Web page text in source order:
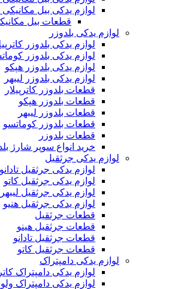
لوازم یدکی بیل مکانیکی کاترپیلار
قطعات بیل مکانیکی کاترپیلار
لوازم یدکی بلدوزر
لوازم یدکی بلدوزر کاترپیلار
لوازم یدکی بلدوزر کوماتسو
لوازم یدکی بلدوزر هپکو
لوازم یدکی بلدوزر لیبهر
قطعات بلدوزر کاترپیلار
قطعات بلدوزر هپکو
قطعات بلدوزر لیبهر
قطعات بلدوزر کوماتسو
قطعات بلدوزر
خرید انواع سوپر شارژ بلدوزر فروش
لوازم یدکی جرثقیل
لوازم یدکی جرثقیل تادانو
لوازم یدکی جرثقیل کاتو
لوازم یدکی جرثقیل لیبهر
لوازم یدکی جرثقیل هنیو
قطعات جرثقیل
قطعات جرثقیل هینو
قطعات جرثقیل تادانو
قطعات جرثقیل کاتو
لوازم یدکی دامپتراک
لوازم یدکی دامپتراک کاترپیلار
لوازم یدکی دامپتراک ولوو